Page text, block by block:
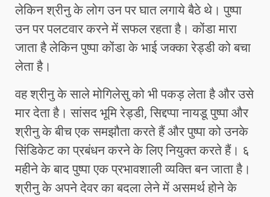
लेकिन श्रीनु के लोग उन पर घात लगाये बैठे थे। पुष्पा
उन पर पलटवार करने में सफल रहता है। कोंडा मारा
जाता है लेकिन पुष्पा कोंडा के भाई जक्का रेड्डी को बचा
लेता है।
वह श्रीनु के साले मोगिलेसु को भी पकड़ लेता है और उसे
मार देता है। सांसद भूमि रेड्डी, सिद्दप्पा नायडू पुष्पा और
श्रीनु के बीच एक समझौता करते हैं और पुष्पा को उनके
सिंडिकेट का प्रबंधन करने के लिए नियुक्त करते हैं। ६
महीने के बाद पुष्पा एक प्रभावशाली व्यक्ति बन जाता है।
श्रीनु के अपने देवर का बदला लेने में असमर्थ होने के